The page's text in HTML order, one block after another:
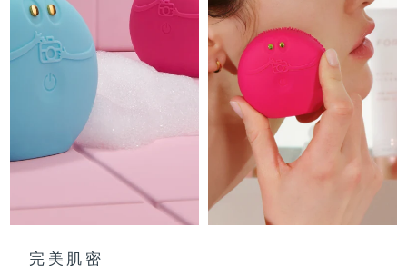
完美肌密
FOREO APP
關於我們
科威特 預計送達日期 8/10/26
拉脫維亞 預計送達日期 8/10/26
預計送達日期 8/11/26
立陶宛 預計送達日期 8/10/26
盧森堡 預計送達日期 8/10/26